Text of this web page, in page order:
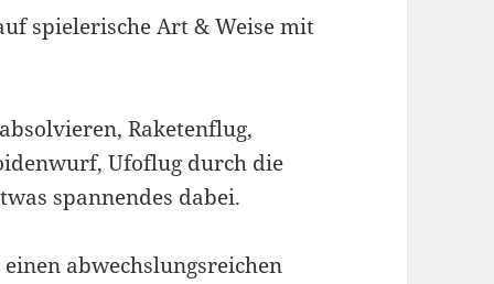
spielerische Art & Weise mit
Raketenflug,
Ufoflug durch die
spannendes dabei.
abwechslungsreichen